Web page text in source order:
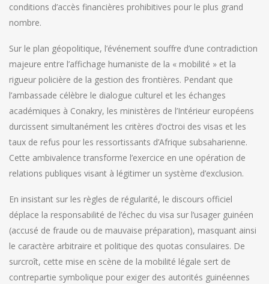
conditions d’accès financières prohibitives pour le plus grand
nombre.
Sur le plan géopolitique, l’événement souffre d’une contradiction
majeure entre l’affichage humaniste de la « mobilité » et la
rigueur policière de la gestion des frontières. Pendant que
l’ambassade célèbre le dialogue culturel et les échanges
académiques à Conakry, les ministères de l’Intérieur européens
durcissent simultanément les critères d’octroi des visas et les
taux de refus pour les ressortissants d’Afrique subsaharienne.
Cette ambivalence transforme l’exercice en une opération de
relations publiques visant à légitimer un système d’exclusion.
En insistant sur les règles de régularité, le discours officiel
déplace la responsabilité de l’échec du visa sur l’usager guinéen
(accusé de fraude ou de mauvaise préparation), masquant ainsi
le caractère arbitraire et politique des quotas consulaires. De
surcroît, cette mise en scène de la mobilité légale sert de
contrepartie symbolique pour exiger des autorités guinéennes